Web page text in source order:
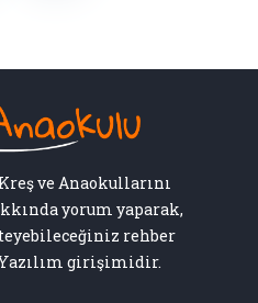
ve Anaokullarını
yorum yaparak,
rehber
girişimidir.